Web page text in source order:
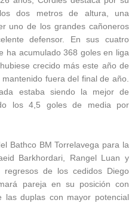
dos metros de altura, una
uno de los grandes cañoneros
defensor. En sus cuatro
ha acumulado 368 goles en liga
crecido más este año de
fuera del final de año.
estaba siendo la mejor de
los 4,5 goles de media por
Bathco BM Torrelavega para la
Barkhordari, Rangel Luan y
de los cedidos Diego
pareja en su posición con
duplas con mayor potencial